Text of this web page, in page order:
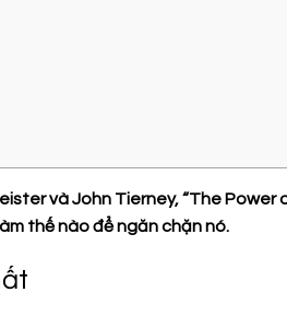
và John Tierney, “The Power
thế nào để ngăn chặn nó.